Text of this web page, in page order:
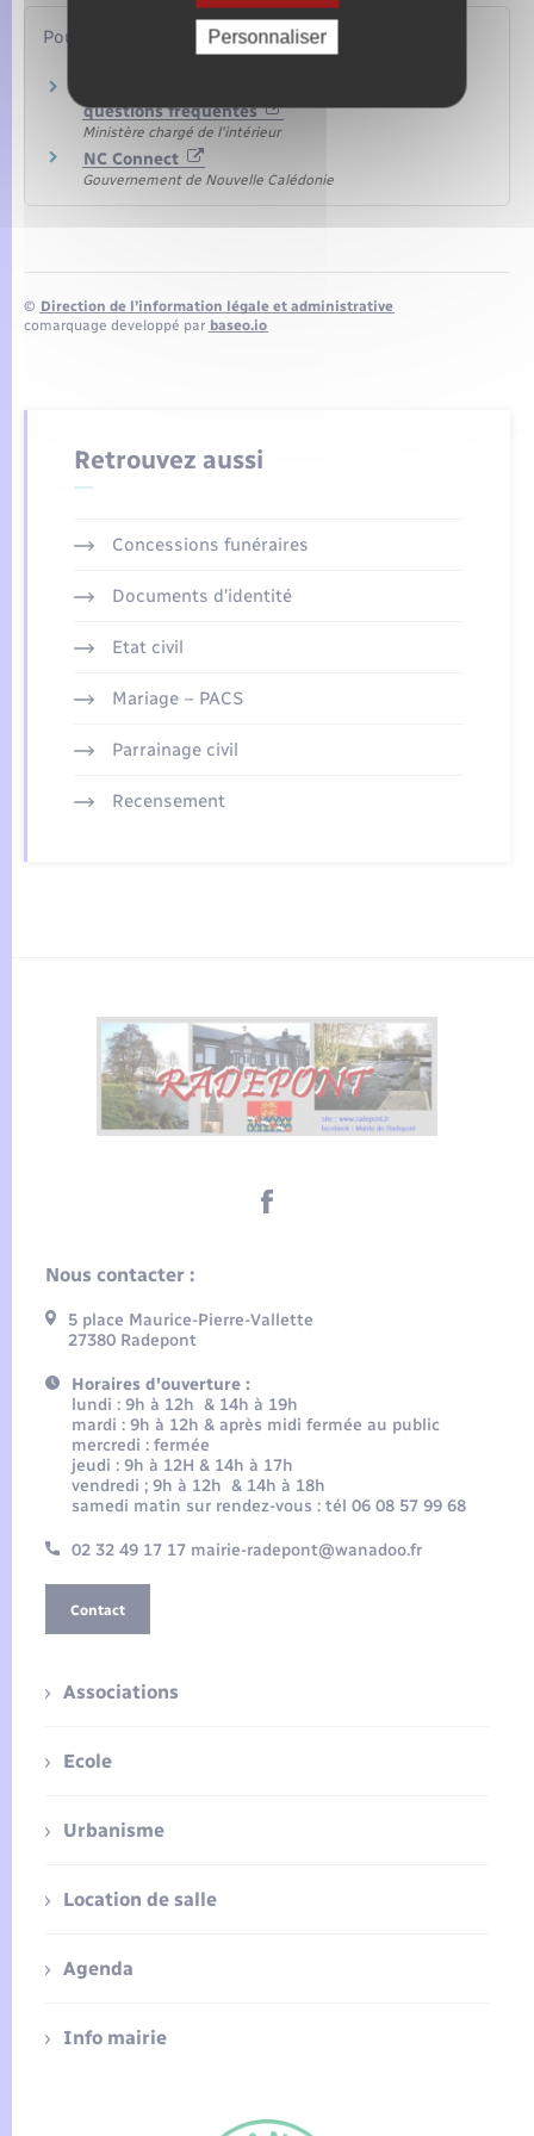
Pour en savoir plus
questions fréquentes
Ministère chargé de l'intérieur
NC Connect
Gouvernement de Nouvelle Calédonie
© Direction de l’information légale et administrative
comarquage developpé par baseo.io
Retrouvez aussi
Concessions funéraires
Documents d’identité
Etat civil
Mariage – PACS
Parrainage civil
Recensement
Nous contacter :
5 place Maurice-Pierre-Vallette
27380 Radepont
Horaires d'ouverture :
lundi : 9h à 12h & 14h à 19h
mardi : 9h à 12h & après midi fermée au public
mercredi : fermée
jeudi : 9h à 12H & 14h à 17h
vendredi ; 9h à 12h & 14h à 18h
samedi matin sur rendez-vous : tél 06 08 57 99 68
02 32 49 17 17 mairie-radepont@wanadoo.fr
Contact
Associations
Ecole
Urbanisme
Location de salle
Agenda
Info mairie
Personnaliser